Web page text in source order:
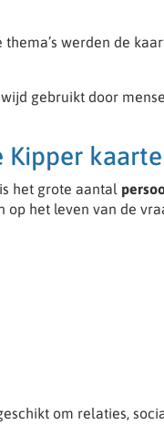
werden de
gebruikt door
Kipper
het grote aantal
op het leven van de
om relaties,